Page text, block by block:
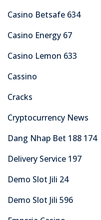
Casino Betsafe 634
Casino Energy 67
Casino Lemon 633
Cassino
Cracks
Cryptocurrency News
Dang Nhap Bet 188 174
Delivery Service 197
Demo Slot Jili 24
Demo Slot Jili 596